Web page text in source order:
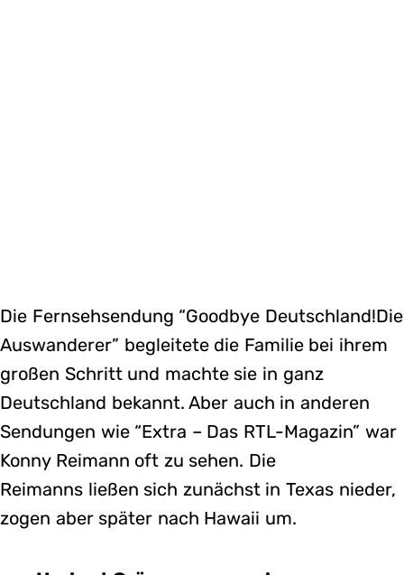
Die Fernsehsendung “Goodbye Deutschland!Die
Auswanderer” begleitete die Familie bei ihrem
großen Schritt und machte sie in ganz
Deutschland bekannt. Aber auch in anderen
Sendungen wie “Extra – Das RTL-Magazin” war
Konny Reimann oft zu sehen. Die
Reimanns ließen sich zunächst in Texas nieder,
zogen aber später nach Hawaii um.